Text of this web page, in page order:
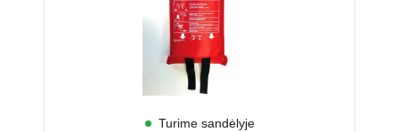
Turime sandėlyje